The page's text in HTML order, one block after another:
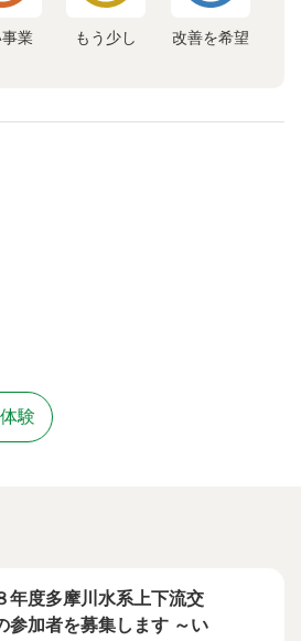
事業 もう少し 改善を希望
験
年度多摩川水系上下流交
参加者を募集します ～い